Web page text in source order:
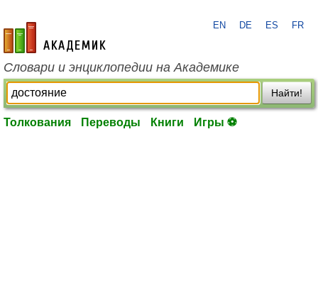
academic.ru
EN DE ES FR
Словари и энциклопедии на Академике
Найти!
Толкования Переводы Книги Игры ⚽